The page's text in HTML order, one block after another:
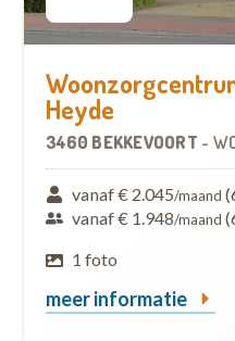
Heyde
3460 BEKKEVOORT -
vanaf € 2.045/maand
vanaf € 1.948/maand
1 foto
meer informatie